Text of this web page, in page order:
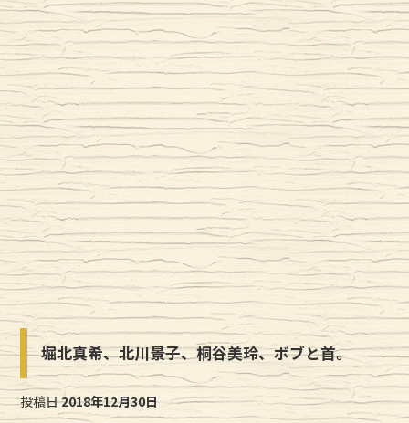
堀北真希、北川景子、桐谷美玲、ボブと首。
投稿日2018年12月30日